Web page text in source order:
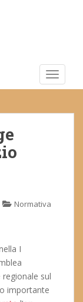
Normativa
I
regionale sul
importante